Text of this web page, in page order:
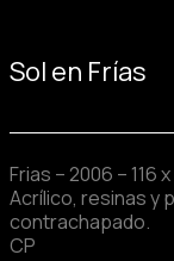
al
Sol en Frías
Frias – 2006 – 116
Acrílico, resinas y
contrachapado.
CP